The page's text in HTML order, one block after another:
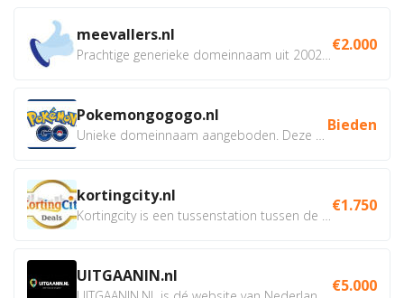
meevallers.nl €2.000
Pokemongogogo.nl Bieden
kortingcity.nl €1.750
UITGAANIN.nl €5.000